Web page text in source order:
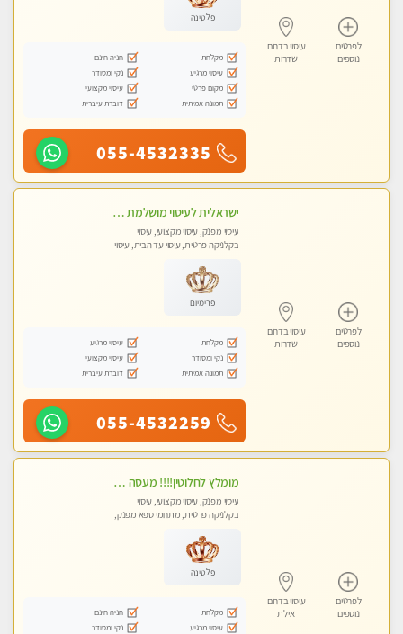
לפרטים
נוספים
עיסוי בדרום
שדרות
פלטינה
מקלחת
חניה חינם
עיסוי מרגיע
נקי ומסודר
מקום פרטי
עיסוי מקצועי
תמונה אמיתית
דוברת עיברית
055-4532335
לפרטים
נוספים
עיסוי בדרום
שדרות
ישראלית לעיסוי מושלמת לעיסוי מושלם ואיכותי במיוחד !
עיסוי מפנק, עיסוי מקצועי, עיסוי
בקלניקה פרטית, עיסוי עד הבית, עיסוי
פרימיום
מקלחת
עיסוי מרגיע
נקי ומסודר
עיסוי מקצועי
תמונה אמיתית
דוברת עיברית
055-4532259
לפרטים
נוספים
עיסוי בדרום
אילת
מומלץ לחלוטין!!!! מעסה מקצועית מהממת ואיכותית פרטי!!!לזוגות +לבית המלון - ללא מין !!
עיסוי מפנק, עיסוי מקצועי, עיסוי
בקלניקה פרטית, מתחמי ספא מפנק,
פלטינה
מקלחת
חניה חינם
עיסוי מרגיע
נקי ומסודר